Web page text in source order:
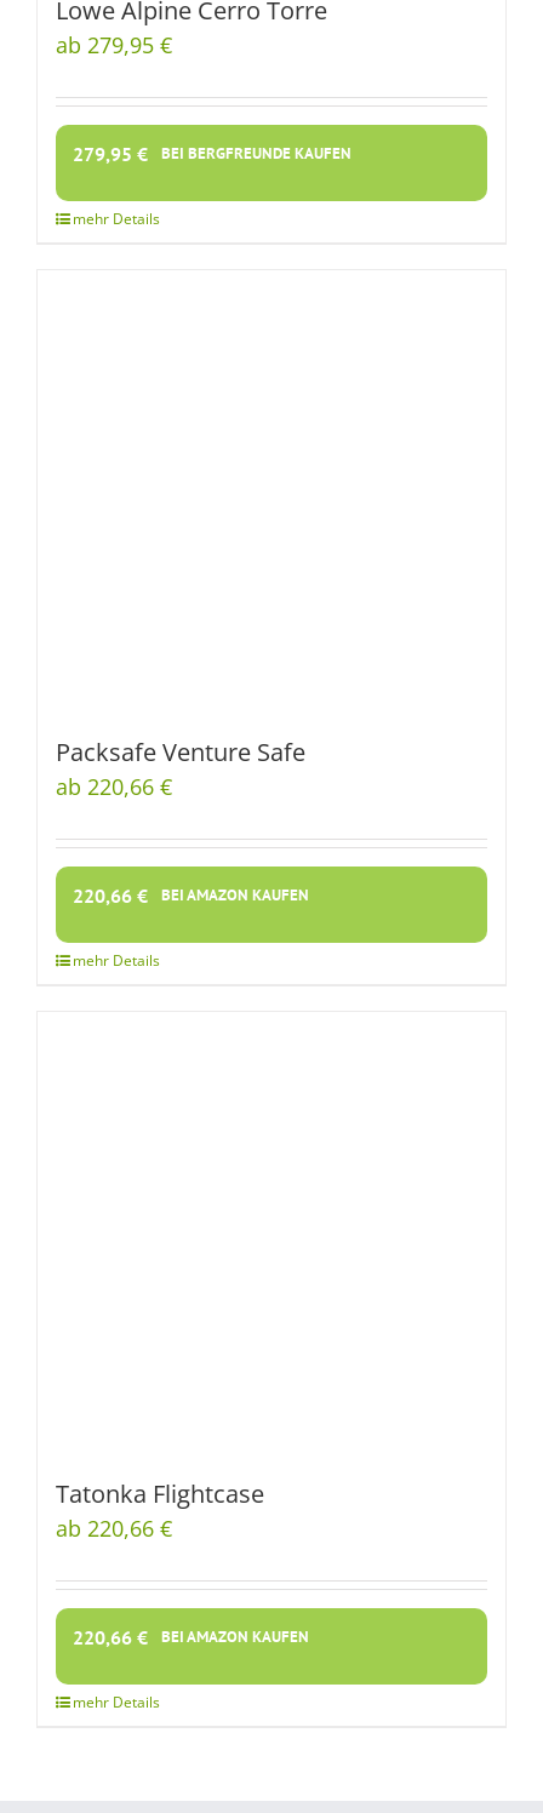
Lowe Alpine Cerro Torre
ab 279,95 €
279,95 € BEI BERGFREUNDE KAUFEN
Packsafe Venture Safe
ab 220,66 €
220,66 € BEI AMAZON KAUFEN
Tatonka Flightcase
ab 220,66 €
220,66 € BEI AMAZON KAUFEN